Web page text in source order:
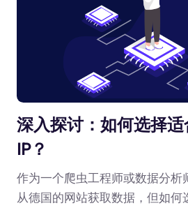
深入探讨：如何选择
IP？
作为一个爬虫工程师或数据分析
从德国的网站获取数据，但如何